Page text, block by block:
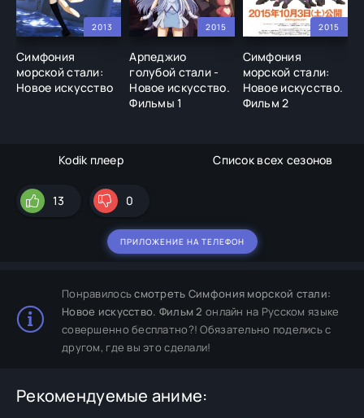
2013
Симфония
морской стали:
Новое искусство
2015
Арпеджио
голубой стали -
Новое искусство.
Фильмы 1
2015
Симфония
морской стали:
Новое искусство.
Фильм 2
Kodik плеер Список всех сезонов
13 0
ПРИЛОЖЕНИЕ НА ТЕЛЕФОН
Понравилосьсмотреть Симфония морской стали:
Новое искусство. Фильм 2 онлайн на Русском языке
совершенно бесплатно?! Обязательно поделись с
другом, где вы это сделали!
Рекомендуемые аниме: